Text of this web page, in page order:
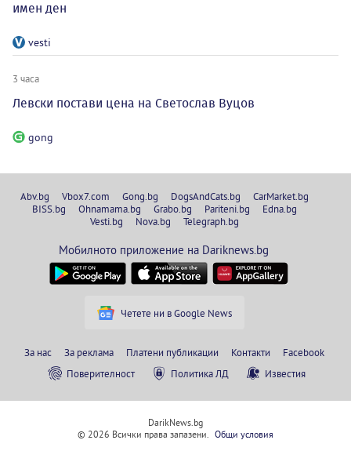
имен ден
vesti
3 часа
Левски постави цена на Светослав Вуцов
gong
Abv.bg Vbox7.com Gong.bg DogsAndCats.bg
CarMarket.bg
BISS.bg
Ohnamama.bg Grabo.bg Pariteni.bg
Edna.bg
Vesti.bg
Nova.bg Telegraph.bg
Мобилното приложение на Dariknews.bg
Четете ни в Google News
За нас За реклама Платени публикации Контакти
Facebook
Поверителност
Политика ЛД Известия
DarikNews.bg
© 2026 Всички права запазени. Общи условия